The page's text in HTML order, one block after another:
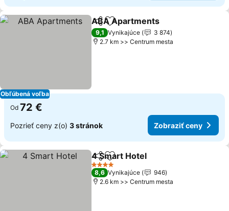
Obľúbená voľba
ZdieľaťPridať do obľúbených
ABA Apartments
9,1 Vynikajúce
3 874
2.7 km >> Centrum mesta
Od 72 €
Pozrieť ceny z(o) 3 stránok Zobraziť ceny
ZdieľaťPridať do obľúbených
4 Smart Hotel
4 Počet hviezdičiek
8,6 Vynikajúce
946
2.6 km >> Centrum mesta